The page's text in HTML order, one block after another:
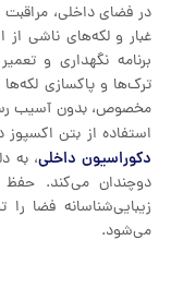
در فضای داخلی،
غبار و لکه‌های ناشی از
برنامه نگهداری و
ترک‌ها و پاکسازی
مخصوص، بدون آسیب
استفاده از بتن اکسپوز
دکوراسیون داخلی، به
دوچندان می‌کند.
زیبایی‌شناسانه فضا
می‌شود.